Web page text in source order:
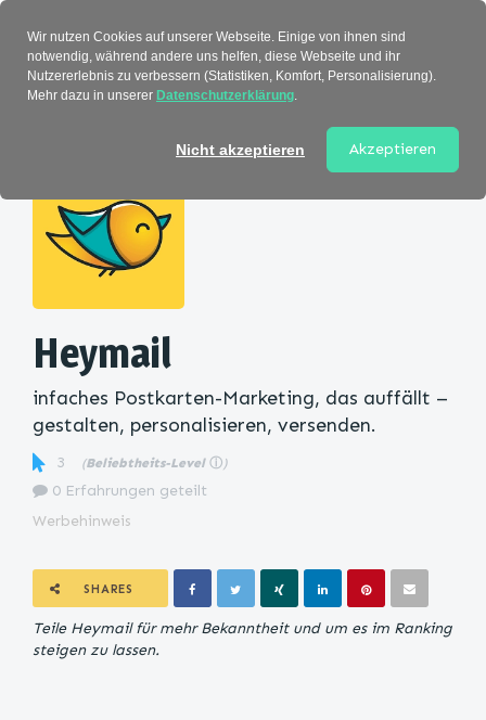
Heymail
infaches Postkarten-Marketing, das auffällt –
gestalten, personalisieren, versenden.
3 (Beliebtheits-Level ⓘ )
0 Erfahrungen geteilt
Werbehinweis
SHARES
Teile Heymail für mehr Bekanntheit und um es im Ranking
steigen zu lassen.
Wir nutzen Cookies auf unserer Webseite. Einige von ihnen sind
notwendig, während andere uns helfen, diese Webseite und ihr
Nutzererlebnis zu verbessern (Statistiken, Komfort, Personalisierung).
Mehr dazu in unserer Datenschutzerklärung.
Nicht akzeptieren Akzeptieren